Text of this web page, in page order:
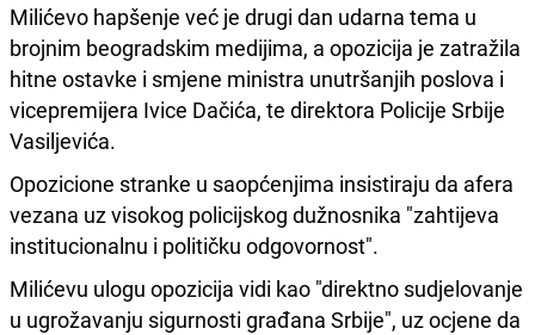
Milićevo hapšenje već je drugi dan udarna tema u
brojnim beogradskim medijima, a opozicija je zatražila
hitne ostavke i smjene ministra unutršanjih poslova i
vicepremijera Ivice Dačića, te direktora Policije Srbije
Vasiljevića.
Opozicione stranke u saopćenjima insistiraju da afera
vezana uz visokog policijskog dužnosnika "zahtijeva
institucionalnu i političku odgovornost".
Milićevu ulogu opozicija vidi kao "direktno sudjelovanje
u ugrožavanju sigurnosti građana Srbije", uz ocjene da